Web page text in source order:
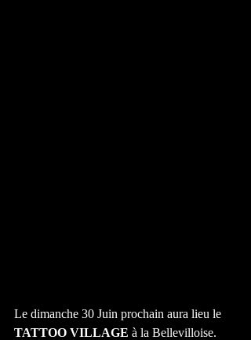
Le dimanche 30 Juin prochain aura lieu le
TATTOO VILLAGE à la Bellevilloise.